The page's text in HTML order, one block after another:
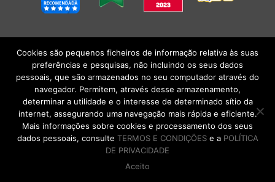
POLÍTICA DE PRIVACIDADE|TERMOS E CONDIÇÕESlCONDIÇÕES
GERAIS DE VENDA| Alberto Oculista, SA 2026. Todos os direitos reservados.
Cookies são pequenos ficheiros de informação relativa às suas
preferências e pesquisas, não incluindo os seus dados
pessoais, que são armazenados no seu computador através do
navegador. Permitem, através desse armazenamento,
determinar a utilidade e o interesse de determinado sítio da
internet, assegurando uma navegação mais rápida e eficiente.
Mais informações sobre cookies e processamento dos seus
dados pessoais, consulte TERMOS E CONDIÇÕESe a POLÍTICA
DE PRIVACIDADE
Aceito